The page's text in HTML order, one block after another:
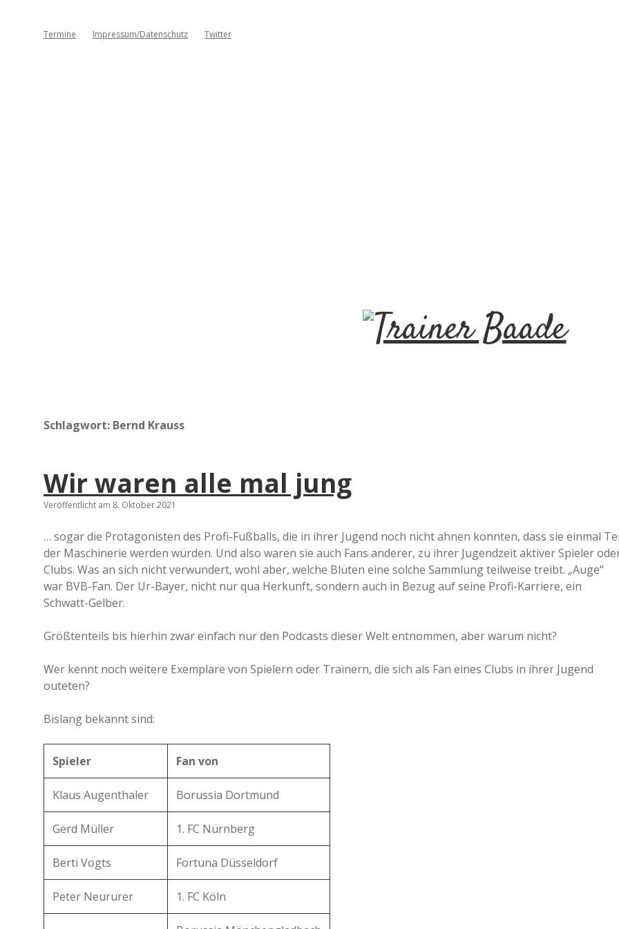
Termine Impressum/Datenschutz Twitter
T
e
r
a
Schlagwort: Bernd Krauss
Wir waren alle mal jung
Veröffentlicht am 8. Oktober 2021
… sogar die Protagonisten des Profi-Fußballs, die in ihrer Jugend noch nicht ahnen konnten, dass sie einmal
der Maschinerie werden würden. Und also waren sie auch Fans anderer, zu ihrer Jugendzeit aktiver Spieler
Clubs. Was an sich nicht verwundert, wohl aber, welche Blüten eine solche Sammlung teilweise treibt. „Auge“
war BVB-Fan. Der Ur-Bayer, nicht nur qua Herkunft, sondern auch in Bezug auf seine Profi-Karriere, ein
Schwatt-Gelber.
Größtenteils bis hierhin zwar einfach nur den Podcasts dieser Welt entnommen, aber warum nicht?
Wer kennt noch weitere Exemplare von Spielern oder Trainern, die sich als Fan eines Clubs in ihrer Jugend
outeten?
Bislang bekannt sind:
Spieler Fan von
Klaus Augenthaler Borussia Dortmund
Gerd Müller 1. FC Nürnberg
Berti Vogts Fortuna Düsseldorf
Peter Neururer 1. FC Köln